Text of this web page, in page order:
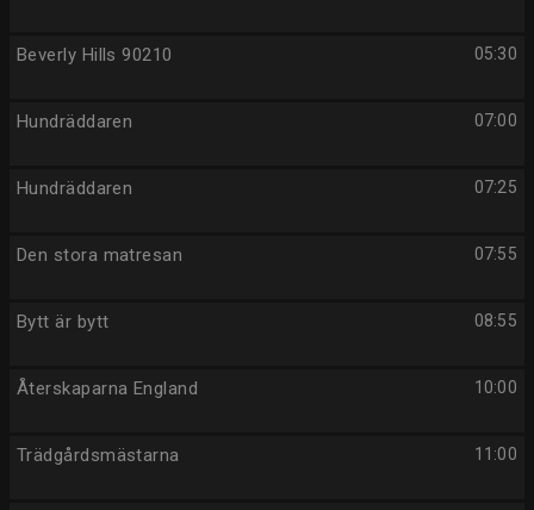
05:30
Beverly Hills 90210
07:00
Hundräddaren
07:25
Hundräddaren
07:55
Den stora matresan
08:55
Bytt är bytt
10:00
Återskaparna England
11:00
Trädgårdsmästarna